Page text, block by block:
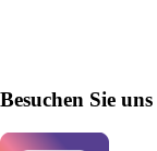
Besuchen Sie